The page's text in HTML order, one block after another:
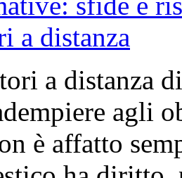
a distanza
agli
è affatto